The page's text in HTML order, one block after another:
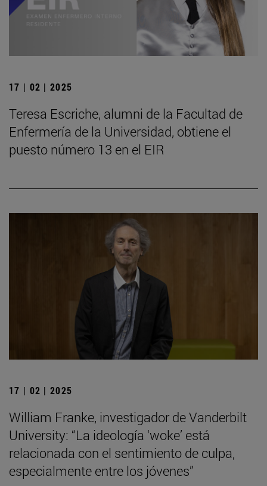
17 | 02 | 2025
Teresa Escriche, alumni de la Facultad de
Enfermería de la Universidad, obtiene el
puesto número 13 en el EIR
17 | 02 | 2025
William Franke, investigador de Vanderbilt
University: “La ideología ‘woke’ está
relacionada con el sentimiento de culpa,
especialmente entre los jóvenes”